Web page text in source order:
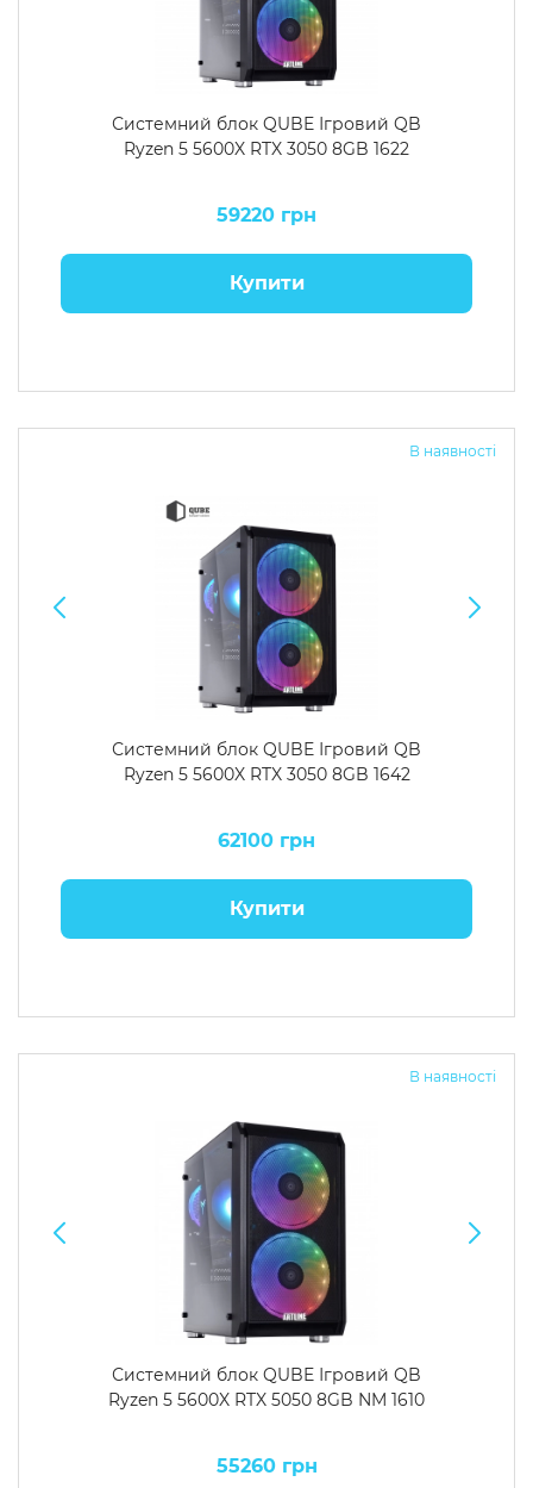
Системний блок QUBE Ігровий QB
Ryzen 5 5600X RTX 3050 8GB 1622
59220 грн
Купити
В наявності
Системний блок QUBE Ігровий QB
Ryzen 5 5600X RTX 3050 8GB 1642
62100 грн
Купити
В наявності
Системний блок QUBE Ігровий QB
Ryzen 5 5600X RTX 5050 8GB NM 1610
55260 грн